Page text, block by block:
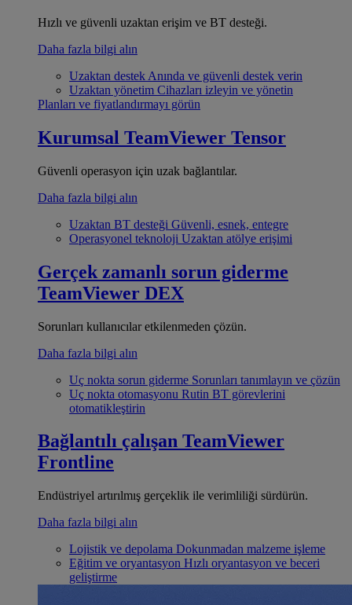
Hızlı ve güvenli uzaktan erişim ve BT desteği.
Daha fazla bilgi alın
Uzaktan destek Anında ve güvenli destek verin
Uzaktan yönetim Cihazları izleyin ve yönetin
Planları ve fiyatlandırmayı görün
Kurumsal TeamViewer Tensor
Güvenli operasyon için uzak bağlantılar.
Daha fazla bilgi alın
Uzaktan BT desteği Güvenli, esnek, entegre
Operasyonel teknoloji Uzaktan atölye erişimi
Gerçek zamanlı sorun giderme
TeamViewer DEX
Sorunları kullanıcılar etkilenmeden çözün.
Daha fazla bilgi alın
Uç nokta sorun giderme Sorunları tanımlayın ve çözün
Uç nokta otomasyonu Rutin BT görevlerini
otomatikleştirin
Bağlantılı çalışan TeamViewer
Frontline
Endüstriyel artırılmış gerçeklik ile verimliliği sürdürün.
Daha fazla bilgi alın
Lojistik ve depolama Dokunmadan malzeme işleme
Eğitim ve oryantasyon Hızlı oryantasyon ve beceri
geliştirme